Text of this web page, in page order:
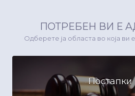
ПОТРЕБЕН ВИ Е
Одберете ја областа во која ви
Постапки